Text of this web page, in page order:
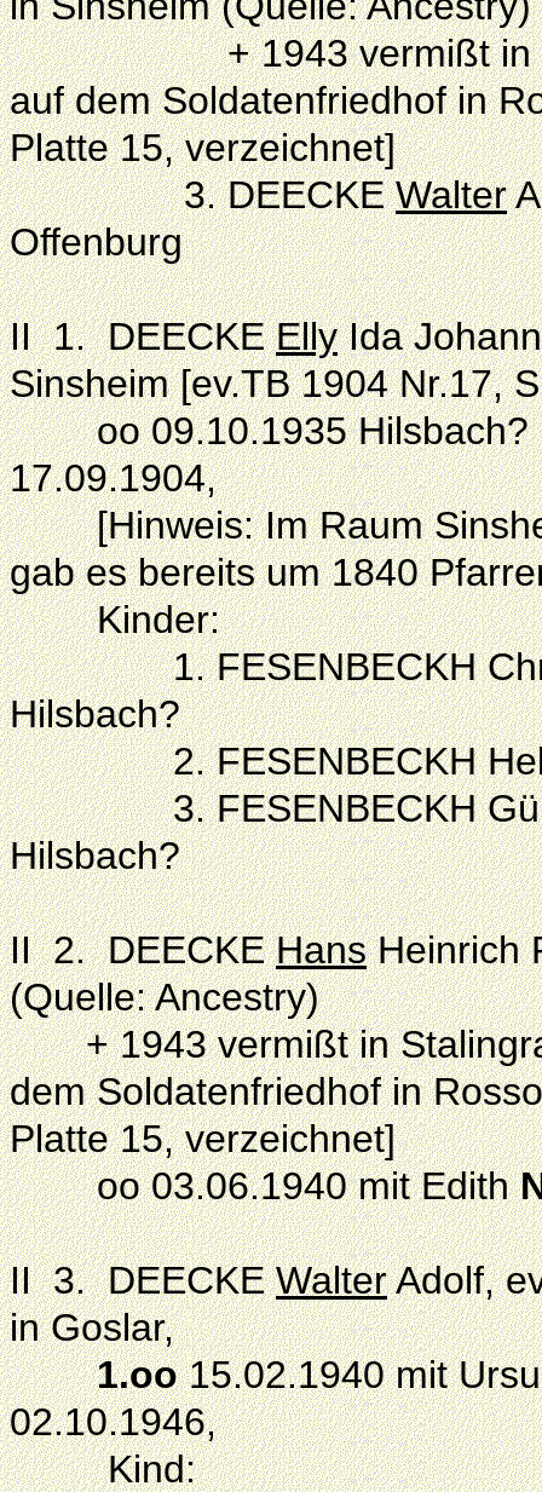
+ 1943 vermißt in
auf dem Soldatenfriedhof in
Platte 15, verzeichnet]
3. DEECKEWalter
Offenburg
II 1. DEECKEEllyIda
Sinsheim [ev.TB 1904 Nr.17,
oo 09.10.1935 Hilsbach?
17.09.1904,
[Hinweis: Im Raum
gab es bereits um 1840
Kinder:
1. FESENBECKH
Hilsbach?
2. FESENBECKH
3. FESENBECKH
Hilsbach?
II 2. DEECKEHansHeinrich
(Quelle: Ancestry)
+ 1943 vermißt in
dem Soldatenfriedhof in
Platte 15, verzeichnet]
oo 03.06.1940 mit Edith
II 3. DEECKEWalterAdolf,
in Goslar,
1.oo15.02.1940 mit
02.10.1946,
Kind: